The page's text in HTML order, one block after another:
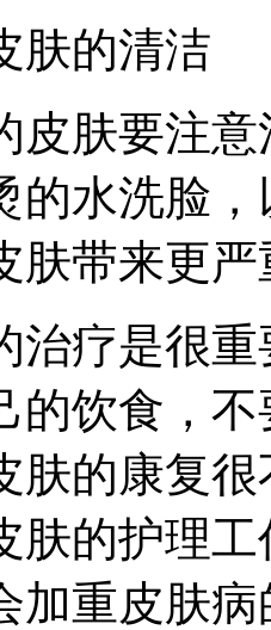
肤的清洁
皮肤要注
的水洗脸
肤带来更
治疗是很
的饮食，
肤的康复
肤的护理
加重皮肤